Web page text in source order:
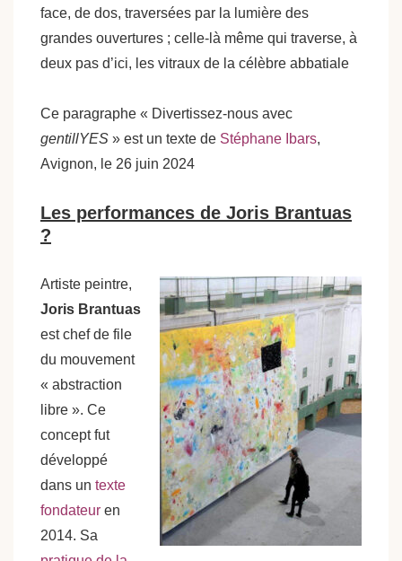
face, de dos, traversées par la lumière des
grandes ouvertures ; celle-là même qui traverse, à
deux pas d’ici, les vitraux de la célèbre abbatiale
Ce paragraphe « Divertissez-nous avec
gentillYES » est un texte de Stéphane Ibars,
Avignon, le 26 juin 2024
Les performances de Joris Brantuas
?
Artiste peintre,
Joris Brantuas
est chef de file
du mouvement
« abstraction
libre ». Ce
concept fut
développé
dans un texte
fondateur en
2014. Sa